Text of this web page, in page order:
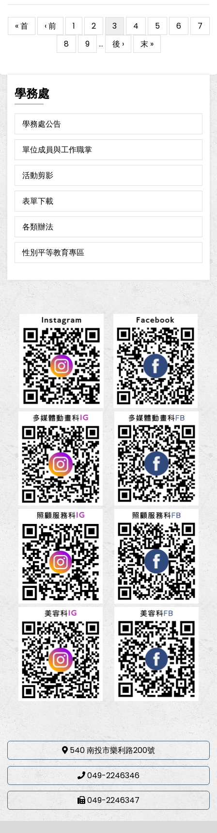
Pagination
First
page
« 首
Previous
page
‹ 前 Page
1 Page
2
目
前
頁
3 Page
4 Page
5 Page
6 Page
7
Page
8 Page
9 …
下
一
後 ›
Last
page
末 »
學務處
學務處公告
單位成員與工作職掌
活動剪影
表單下載
各類辦法
性別平等教育專區
540 南投市樂利路200號
049-2246346
049-2246347